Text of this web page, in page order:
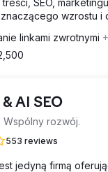
SEO,
wzrostu i
linkami zwrotnymi
AI SEO
rozwój.
553 reviews
jedyną firmą